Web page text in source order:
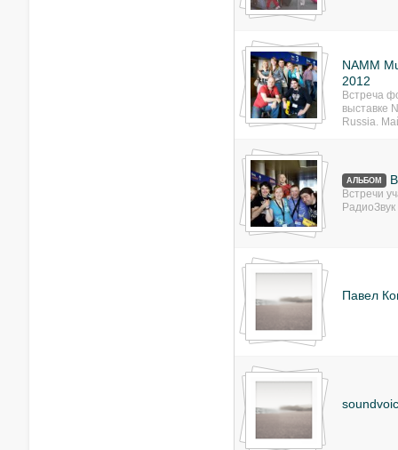
NAMM
2012
Встреча
выставке
Russia.
АЛЬБОМ
Встречи
РадиоЗвук
Павел